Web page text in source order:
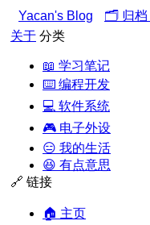
Yacan's Blog 🗂️ 归档
关于 分类
📖 学习笔记
⌨️ 编程开发
💻 软件系统
🎮 电子外设
😑 我的生活
😆 有点意思
🔗 链接
🏠 主页